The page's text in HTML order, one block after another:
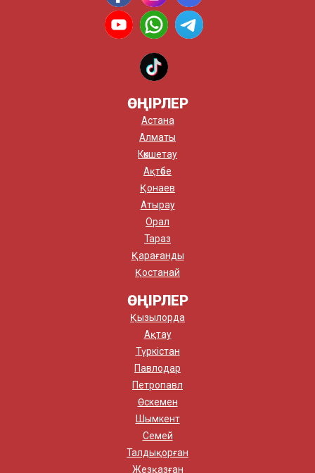
ӨҢІРЛЕР
Астана
Алматы
Көкшетау
Ақтөбе
Қонаев
Атырау
Орал
Тараз
Қарағанды
Қостанай
ӨҢІРЛЕР
Қызылорда
Ақтау
Түркістан
Павлодар
Петропавл
Өскемен
Шымкент
Семей
Талдықорған
Жезқазған